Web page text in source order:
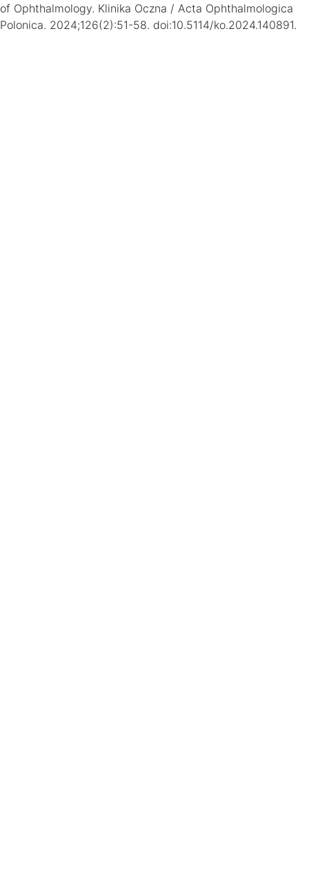
of Ophthalmology. Klinika Oczna / Acta Ophthalmologica
Polonica. 2024;126(2):51-58. doi:10.5114/ko.2024.140891.